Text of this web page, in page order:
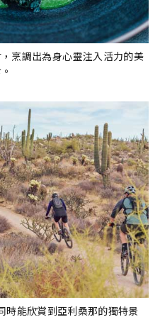
烹調出為身心靈注入活力的美
時能欣賞到亞利桑那的獨特景